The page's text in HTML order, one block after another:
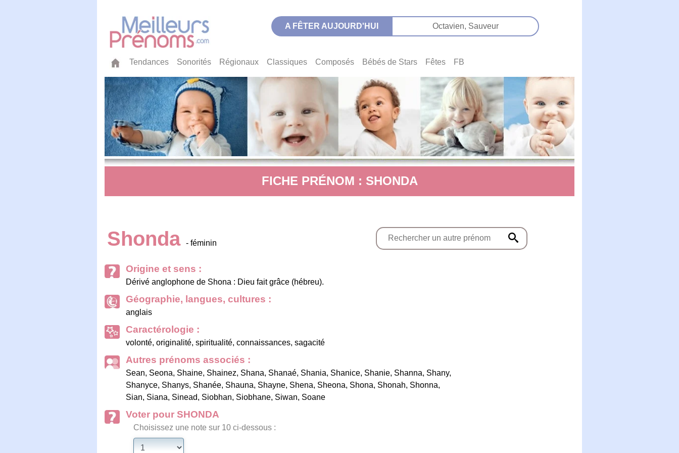
A FÊTER AUJOURD'HUI Octavien, Sauveur
Tendances Sonorités Régionaux Classiques Composés Bébés de Stars Fêtes FB
FICHE PRÉNOM : SHONDA
Shonda - féminin
Origine et sens :
Dérivé anglophone de Shona : Dieu fait grâce (hébreu).
Géographie, langues, cultures :
anglais
Caractérologie :
volonté, originalité, spiritualité, connaissances, sagacité
Autres prénoms associés :
Sean, Seona, Shaine, Shainez, Shana, Shanaé, Shania, Shanice, Shanie, Shanna, Shany,
Shanyce, Shanys, Shanée, Shauna, Shayne, Shena, Sheona, Shona, Shonah, Shonna,
Sian, Siana, Sinead, Siobhan, Siobhane, Siwan, Soane
Voter pour SHONDA
Choisissez une note sur 10 ci-dessous :